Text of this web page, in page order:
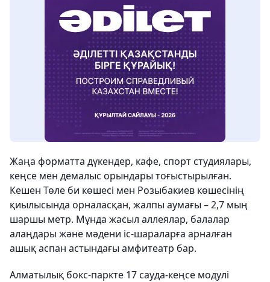
Жаңа форматта дүкендер, кафе, спорт студиялары,
кеңсе мен демалыс орындары тоғыстырылған.
Кешен Төле би көшесі мен Розыбакиев көшесінің
қиылысында орналасқан, жалпы аумағы – 2,7 мың
шаршы метр. Мұнда жасыл аллеялар, балалар
алаңдары және мәдени іс-шараларға арналған
ашық аспан астындағы амфитеатр бар.
Алматылық бокс-паркте 17 сауда-кеңсе модулі